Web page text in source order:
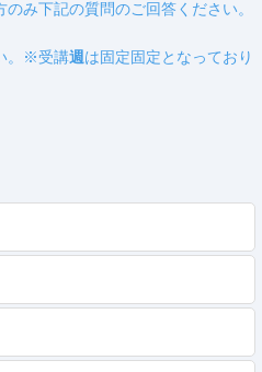
のみ下記の質問のご回答ください。
。※受講週は固定固定となっており